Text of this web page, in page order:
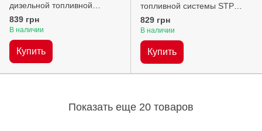
дизельной топливной
системы STP Diesel CFSC
400 мл
839 грн
В наличии
Купить
топливной системы STP
Petrol CFSC 400 мл
829 грн
В наличии
Купить
Показать еще 20 товаров